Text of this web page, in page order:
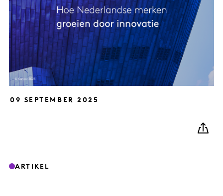
09 SEPTEMBER 2025
ARTIKEL